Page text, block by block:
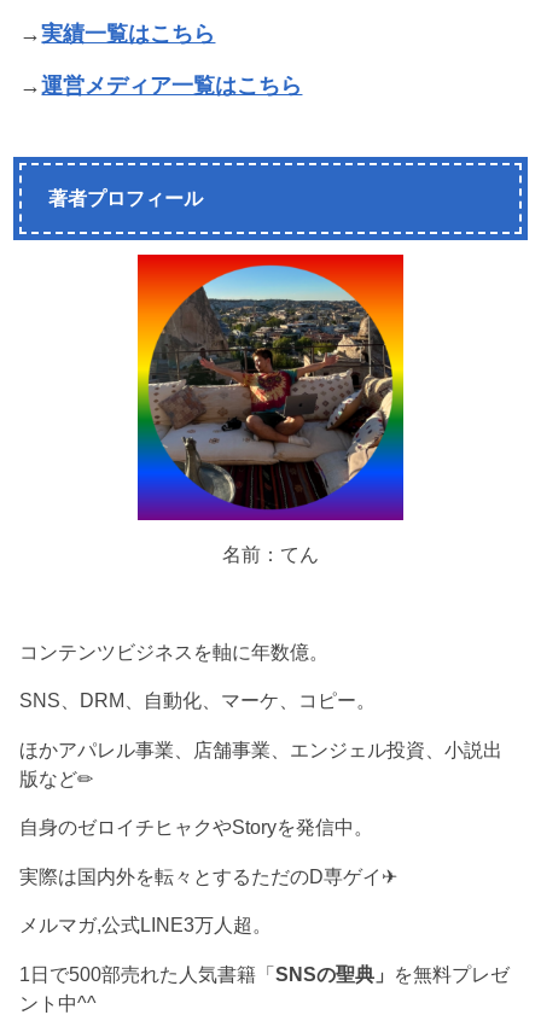
→実績一覧はこちら
→運営メディア一覧はこちら
著者プロフィール
名前：てん
コンテンツビジネスを軸に年数億。
SNS、DRM、自動化、マーケ、コピー。
ほかアパレル事業、店舗事業、エンジェル投資、小説出
版など✏︎
自身のゼロイチヒャクやStoryを発信中。
実際は国内外を転々とするただのD専ゲイ✈︎
メルマガ,公式LINE3万人超。
1日で500部売れた人気書籍「SNSの聖典」 を無料プレゼ
ント中^^